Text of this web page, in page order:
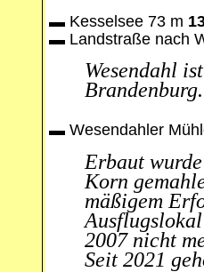
▬Kesselsee 73 m
▬Landstraße nach
Wesendahl
Brandenburg.
▬ Wesendahler
Erbaut
Korn
mäßigem
2007 nicht
Seit 2021